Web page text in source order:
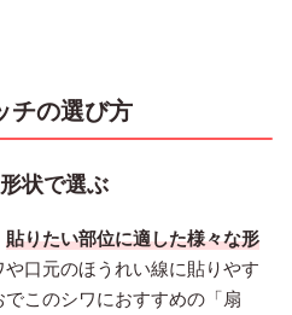
チの選び方
状で選ぶ
貼りたい部位に適した様々な形
や口元のほうれい線に貼りやす
このシワにおすすめの「扇